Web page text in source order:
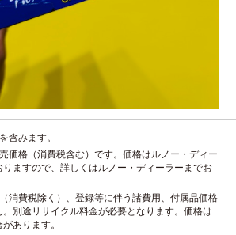
含みます。
価格（消費税含む）です。価格はルノー・ディー
ますので、詳しくはルノー・ディーラーまでお
消費税除く）、登録等に伴う諸費用、付属品価格
別途リサイクル料金が必要となります。価格は
あります。